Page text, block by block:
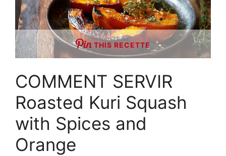
THIS RECETTE
COMMENT SERVIR
Roasted Kuri Squash
with Spices and
Orange